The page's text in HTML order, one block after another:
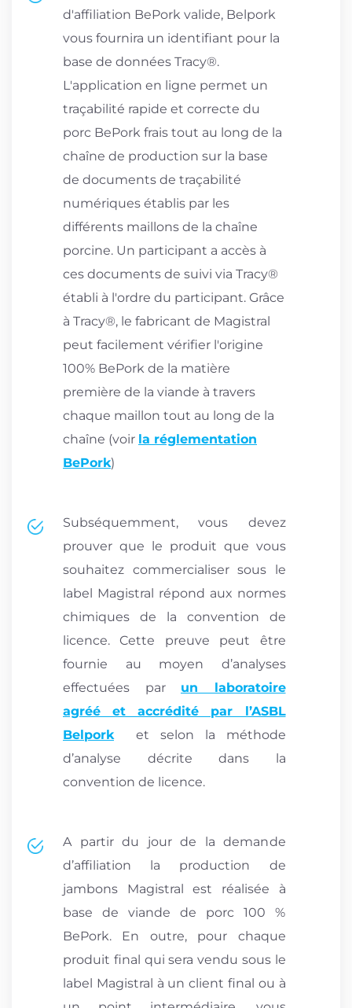
d'affiliation BePork valide, Belpork
vous fournira un identifiant pour la
base de données Tracy®.
L'application en ligne permet un
traçabilité rapide et correcte du
porc BePork frais tout au long de la
chaîne de production sur la base
de documents de traçabilité
numériques établis par les
différents maillons de la chaîne
porcine. Un participant a accès à
ces documents de suivi via Tracy®
établi à l'ordre du participant. Grâce
à Tracy®, le fabricant de Magistral
peut facilement vérifier l'origine
100% BePork de la matière
première de la viande à travers
chaque maillon tout au long de la
chaîne (voir la réglementation
BePork)
Subséquemment, vous devez
prouver que le produit que vous
souhaitez commercialiser sous le
label Magistral répond aux normes
chimiques de la convention de
licence. Cette preuve peut être
fournie au moyen d’analyses
effectuées par un laboratoire
agréé et accrédité par l’ASBL
Belporket selon la méthode
d’analyse décrite dans la
convention de licence.
A partir du jour de la demande
d’affiliation la production de
jambons Magistral est réalisée à
base de viande de porc 100 %
BePork. En outre, pour chaque
produit final qui sera vendu sous le
label Magistral à un client final ou à